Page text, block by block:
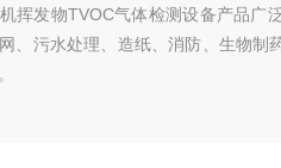
挥发物TVOC气体检测设备产品广
、污水处理、造纸、消防、生物制